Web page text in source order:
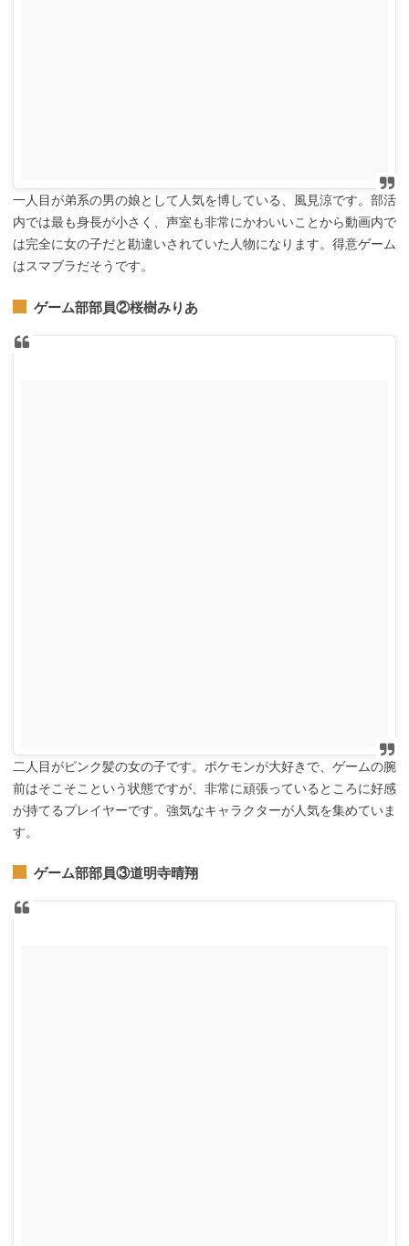
一人目が弟系の男の娘として人気を博している、風見涼です。部活
内では最も身長が小さく、声室も非常にかわいいことから動画内で
は完全に女の子だと勘違いされていた人物になります。得意ゲーム
はスマブラだそうです。
ゲーム部部員②桜樹みりあ
二人目がピンク髪の女の子です。ポケモンが大好きで、ゲームの腕
前はそこそこという状態ですが、非常に頑張っているところに好感
が持てるプレイヤーです。強気なキャラクターが人気を集めていま
す。
ゲーム部部員③道明寺晴翔